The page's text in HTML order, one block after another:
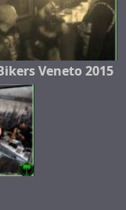
Veneto 2015